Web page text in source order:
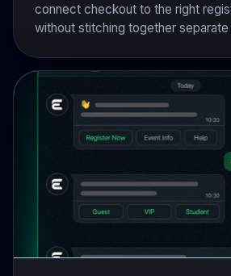
connect checkout to the right
without stitching together separate